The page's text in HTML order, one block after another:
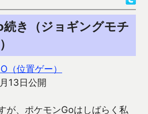
き（ジョギングモチ
（位置ゲー）
13日公開
が、ポケモンGoはしばらく私